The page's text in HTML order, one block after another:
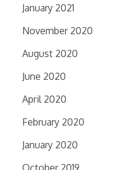
January 2021
November 2020
August 2020
June 2020
April 2020
February 2020
January 2020